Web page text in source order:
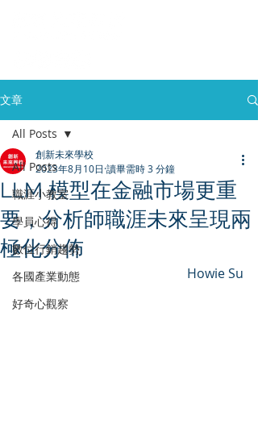
文章
All Posts
職涯小教室
學員心得
數位行銷趨勢
各國產業動態
好奇心觀察
All Posts
LLM 模型在金融市場更重
要，分析師職涯未來呈現兩
極化分佈
創新未來學校
2023年8月10日 讀畢需時 3 分鐘
Howie Su